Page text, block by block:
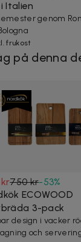
Italien
genom
frukost
på denna
750 kr-53%
ECOWOOD
3-pack
design i vacker
och